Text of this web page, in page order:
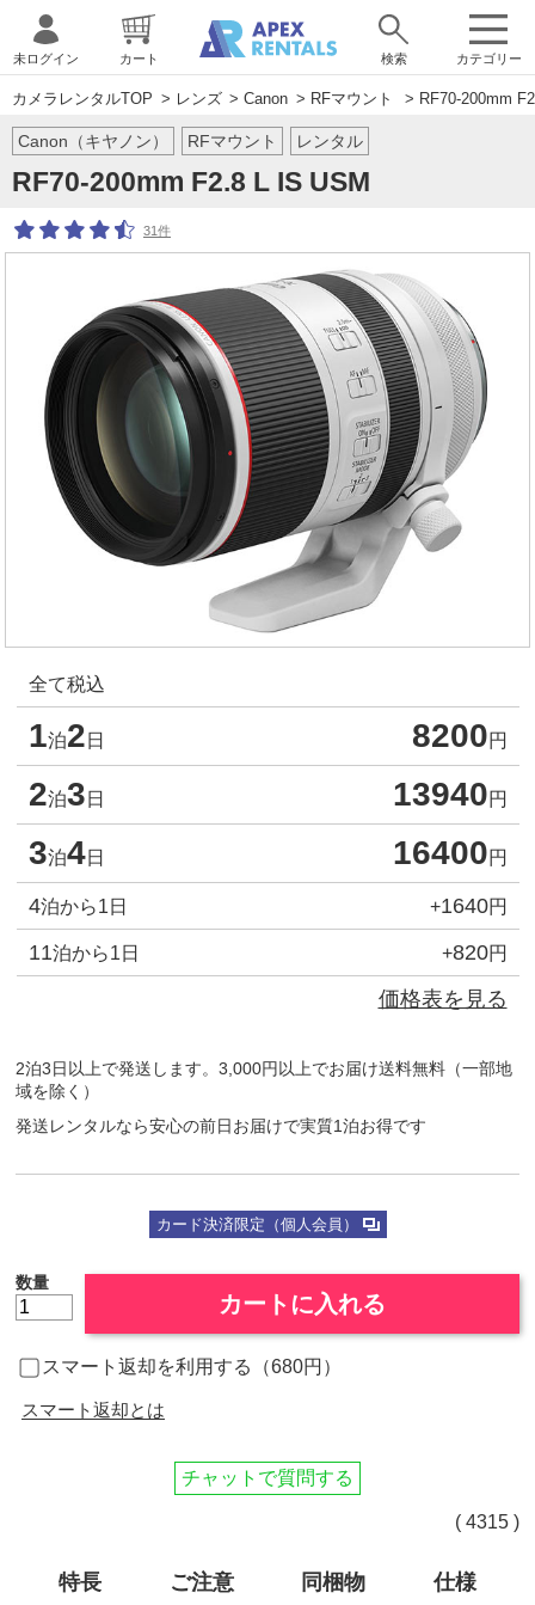
カテゴリー
未ログイン カート 検索
カメラレンタルTOP > レンズ > Canon > RFマウント > RF70-200mm
Canon（キヤノン）
RF70-200mm F2.8 L IS USM
RFマウント レンタル
31件
全て税込
1泊2 日 8200円
2泊3 日 13940円
3泊4日 16400円
4泊から1日 +1640円
11泊から1日 +820円
価格表を見る
2泊3日以上で発送します。3,000円以上でお届け送料無料（一部地
域を除く）
発送レンタルなら安心の前日お届けで実質1泊お得です
カード決済限定（個人会員）
数量
カートに入れる
スマート返却を利用する（680円）
スマート返却とは
チャットで質問する
( 4315 )
特長 ご注意 同梱物 仕様